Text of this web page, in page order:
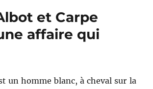
et Carpe
affaire qui
un homme blanc, à cheval sur la